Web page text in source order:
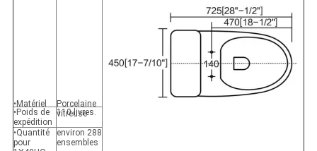
•Matériel
Porcelaine
vitreuse
•Poids de
expédition
110 livres.
•Quantité
pour
environ 288
ensembles